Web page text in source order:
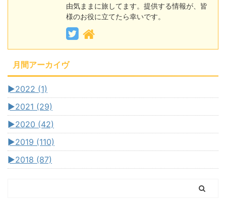
由気ままに旅してます。提供する情報が、皆
様のお役に立てたら幸いです。
月間アーカイヴ
►2022 (1)
►2021 (29)
►2020 (42)
►2019 (110)
►2018 (87)